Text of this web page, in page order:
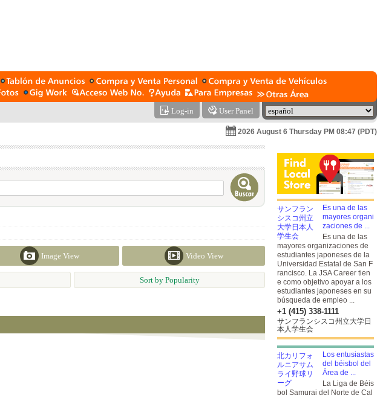
Log-in User Panel
2026 August 6 Thursday PM 08:47 (PDT)
Image View Video View
Sort by Popularity
Es una de las
mayores organi
zaciones de ...
Es una de las
mayores organizaciones de
estudiantes japoneses de la
Universidad Estatal de San F
rancisco. La JSA Career tien
e como objetivo apoyar a los
estudiantes japoneses en su
búsqueda de empleo ...
+1 (415) 338-1111
サンフランシスコ州立大学日
本人学生会
Los entusiastas
del béisbol del
Área de ...
La Liga de Béis
bol Samurai del Norte de Cal